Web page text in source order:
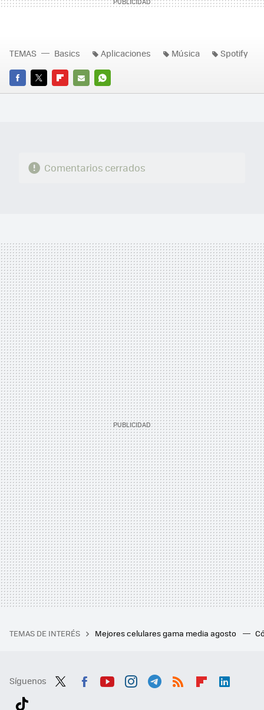
FACEBOOK
TWITTERFLIPBOARD
E-
WHATSAPP
TEMAS Basics Aplicaciones Música Spotify
Comentarios cerrados
TEMAS DE INTERÉS Mejores celulares gama media agosto
Síguenos